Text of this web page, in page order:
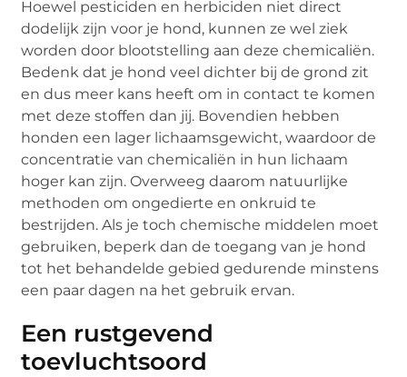
Hoewel pesticiden en herbiciden niet direct
dodelijk zijn voor je hond, kunnen ze wel ziek
worden door blootstelling aan deze chemicaliën.
Bedenk dat je hond veel dichter bij de grond zit
en dus meer kans heeft om in contact te komen
met deze stoffen dan jij. Bovendien hebben
honden een lager lichaamsgewicht, waardoor de
concentratie van chemicaliën in hun lichaam
hoger kan zijn. Overweeg daarom natuurlijke
methoden om ongedierte en onkruid te
bestrijden. Als je toch chemische middelen moet
gebruiken, beperk dan de toegang van je hond
tot het behandelde gebied gedurende minstens
een paar dagen na het gebruik ervan.
Een rustgevend
toevluchtsoord